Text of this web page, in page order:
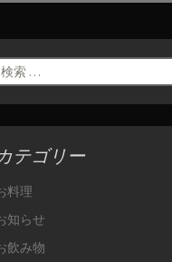
検索:
テゴリー
料理
知らせ
飲み物